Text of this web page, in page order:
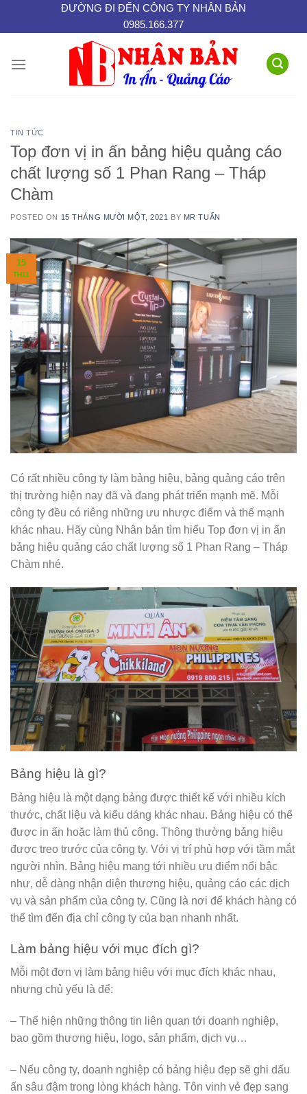
ĐƯỜNG ĐI ĐẾN CÔNG TY NHÂN BẢN
0985.166.377
TIN TỨC
Top đơn vị in ấn bảng hiệu quảng cáo
chất lượng số 1 Phan Rang – Tháp
Chàm
POSTED ON 15 THÁNG MƯỜI MỘT, 2021 BY MR TUẤN
15
TH11
Có rất nhiều công ty làm bảng hiệu, bảng quảng cáo trên
thị trường hiện nay đã và đang phát triển mạnh mẽ. Mỗi
công ty đều có riêng những ưu nhược điểm và thế mạnh
khác nhau. Hãy cùng Nhân bản tìm hiểu Top đơn vị in ấn
bảng hiệu quảng cáo chất lượng số 1 Phan Rang – Tháp
Chàm nhé.
Bảng hiệu là gì?
Bảng hiệu là một dạng bảng được thiết kế với nhiều kích
thước, chất liệu và kiểu dáng khác nhau. Bảng hiệu có thể
được in ấn hoặc làm thủ công. Thông thường bảng hiệu
được treo trước của công ty. Với vị trí phù hợp với tầm mắt
người nhìn. Bảng hiệu mang tới nhiều ưu điểm nổi bậc
như, dễ dàng nhận diện thương hiệu, quảng cáo các dịch
vụ và sản phẩm của công ty. Cũng là nơi để khách hàng có
thể tìm đến địa chỉ công ty của bạn nhanh nhất.
Làm bảng hiệu với mục đích gì?
Mỗi một đơn vị làm bảng hiệu với mục đích khác nhau,
nhưng chủ yếu là để:
– Thể hiện những thông tin liên quan tới doanh nghiệp,
bao gồm thương hiệu, logo, sản phẩm, dịch vụ…
– Nếu công ty, doanh nghiệp có bảng hiệu đẹp sẽ ghi dấu
ấn sâu đậm trong lòng khách hàng. Tôn vinh vẻ đẹp sang